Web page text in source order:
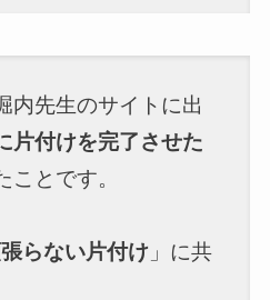
内先生のサイトに出
片付けを完了させた
ことです。
らない片付け 」に共